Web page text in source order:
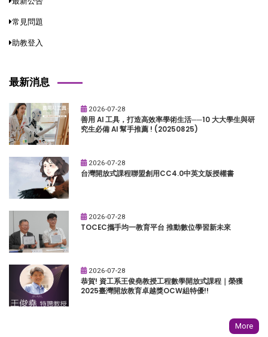
常見問題
助教登入
最新消息
2026-07-28
善用 AI 工具，打造高效率學術生活──10 大大學生與研
究生必備 AI 幫手推薦 ! (20250825)
2026-07-28
台灣開放式課程聯盟創用CC4.0中英文版授權書
2026-07-28
TOCEC攜手均一教育平台 推動數位學習新未來
2026-07-28
恭賀! 資工系王俊堯教授工程數學開放式課程｜榮獲
2025臺灣開放教育卓越獎OCW組特優!!
More